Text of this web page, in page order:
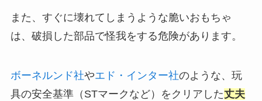
また、すぐに壊れてしまうような脆いおもちゃ
は、破損した部品で怪我をする危険があります。
ボーネルンド社やエド・インター社のような、玩
具の安全基準（STマークなど）をクリアした丈夫